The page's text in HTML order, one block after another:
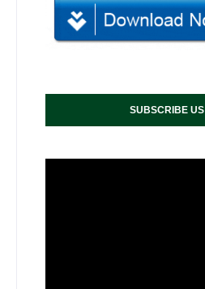
SUBSCRIBE US